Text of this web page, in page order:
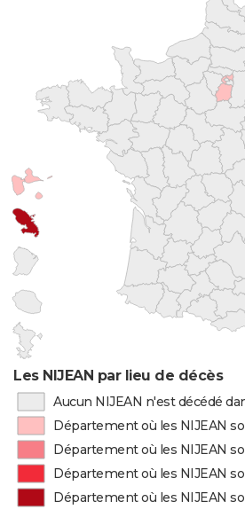
Les NIJEAN par lieu de décès
Aucun NIJEAN n'est décédé
Département où les NIJEAN
Département où les NIJEAN
Département où les NIJEAN
Département où les NIJEAN